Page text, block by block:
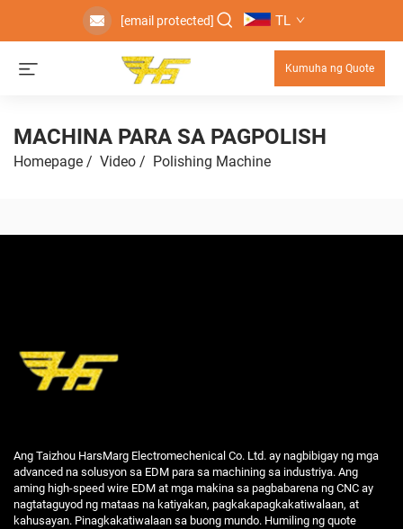
[email protected] TL
Kumuha ng Quote
MACHINA PARA SA PAGPOLISH
Homepage / Video / Polishing Machine
Ang Taizhou HarsMarg Electromechenical Co. Ltd. ay nagbibigay ng mga
advanced na solusyon sa EDM para sa machining sa industriya. Ang
aming high-speed wire EDM at mga makina sa pagbabarena ng CNC ay
nagtataguyod ng mataas na katiyakan, pagkakapagkakatiwalaan, at
kahusayan. Pinagkakatiwalaan sa buong mundo. Humiling ng quote